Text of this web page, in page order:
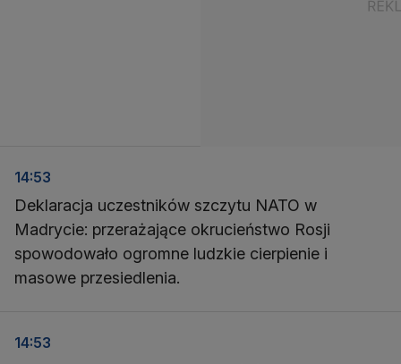
14:53
Deklaracja uczestników szczytu NATO w
Madrycie: przerażające okrucieństwo Rosji
spowodowało ogromne ludzkie cierpienie i
masowe przesiedlenia.
14:53